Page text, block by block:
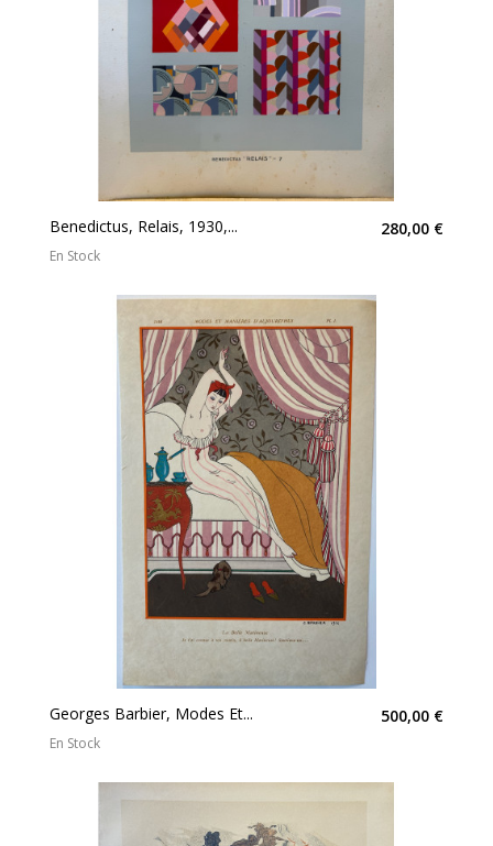
Benedictus, Relais, 1930,... 280,00 €
En Stock
Georges Barbier, Modes Et... 500,00 €
En Stock